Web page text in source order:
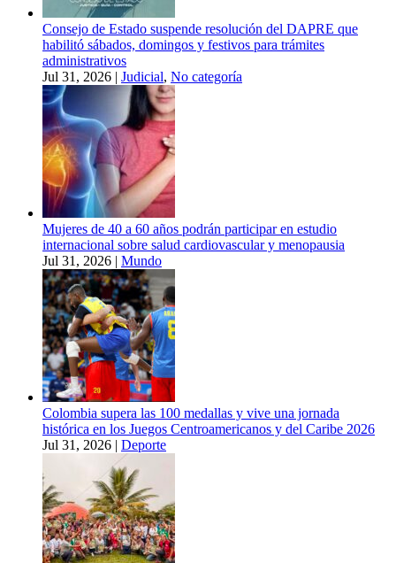
Consejo de Estado suspende resolución del DAPRE que
habilitó sábados, domingos y festivos para trámites
administrativos
Jul 31, 2026 | Judicial, No categoría
Mujeres de 40 a 60 años podrán participar en estudio
internacional sobre salud cardiovascular y menopausia
Jul 31, 2026 | Mundo
Colombia supera las 100 medallas y vive una jornada
histórica en los Juegos Centroamericanos y del Caribe 2026
Jul 31, 2026 | Deporte